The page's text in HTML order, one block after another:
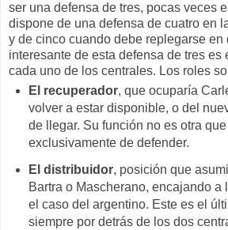
ser una defensa de tres, pocas veces
dispone de una defensa de cuatro en
y de cinco cuando debe replegarse en
interesante de esta defensa de tres es
cada uno de los centrales. Los roles
El recuperador, que ocuparía
volver a estar disponible, o del
de llegar. Su función no es otra
exclusivamente de defender.
El distribuidor, posición que
Bartra o Mascherano, encajando a
el caso del argentino. Este es el
siempre por detrás de los dos